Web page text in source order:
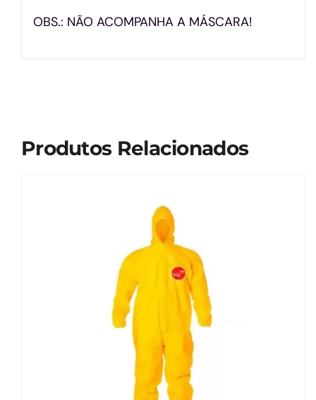
OBS.: NÃO ACOMPANHA A MÁSCARA!
Produtos Relacionados